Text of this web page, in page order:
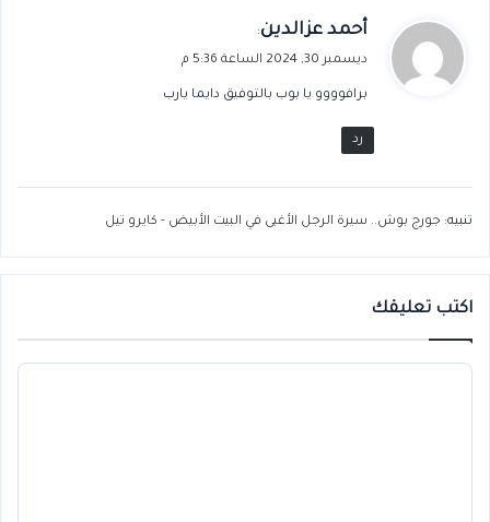
ي
ل
أحمد عزالدين:
ديسمبر 30, 2024 الساعة 5:36 م
برافوووو يا بوب بالتوفيق دايما يارب
رد
تنبيه: جورج بوش.. سيرة الرجل الأغبى في البيت الأبيض - كايرو تيل
اكتب تعليقك